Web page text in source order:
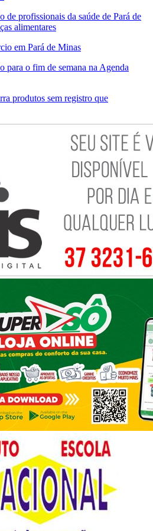
de profissionais da saúde de Pará de
alimentares
em Pará de Minas
para o fim de semana na Agenda
produtos sem registro que